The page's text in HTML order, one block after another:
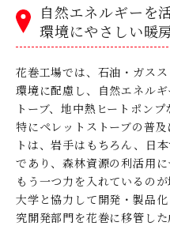
自然エネルギーを
環境にやさしい暖
花巻工場では、石油・ガスス
環境に配慮し、自然エネル
トーブ、地中熱ヒートポン
特にペレットストーブの普
トは、岩手はもちろん、日
であり、森林資源の利活用に
もう一つ力を入れているの
大学と協力して開発・製品
究開発部門を花巻に移管した